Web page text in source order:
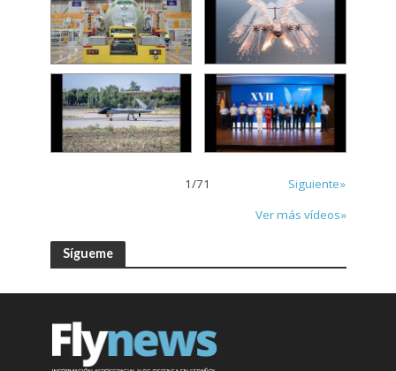
1/71
Siguiente»
Ver más vídeos»
Sígueme